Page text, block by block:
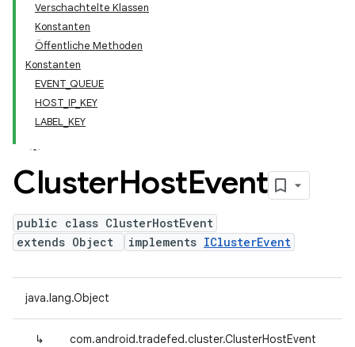
Verschachtelte Klassen
Konstanten
Öffentliche Methoden
Konstanten
EVENT_QUEUE
HOST_IP_KEY
LABEL_KEY
ClusterHostEvent
public class ClusterHostEvent
extends Object
implements IClusterEvent
java.lang.Object
↳ com.android.tradefed.cluster.ClusterHostEvent